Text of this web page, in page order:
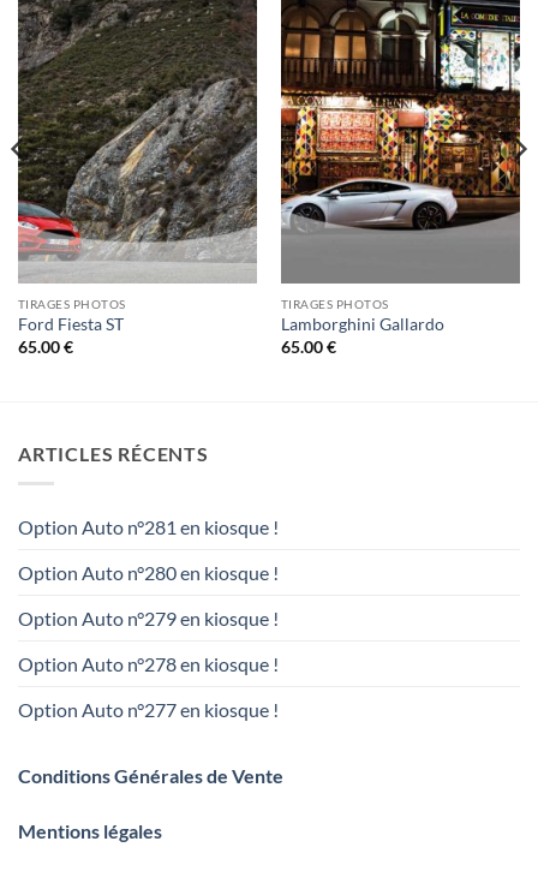
TIRAGES PHOTOS
Ford Fiesta ST
65.00€
TIRAGES PHOTOS
Lamborghini Gallardo
65.00€
ARTICLES RÉCENTS
Option Auto n°281 en kiosque !
Option Auto n°280 en kiosque !
Option Auto n°279 en kiosque !
Option Auto n°278 en kiosque !
Option Auto n°277 en kiosque !
Conditions Générales de Vente
Mentions légales